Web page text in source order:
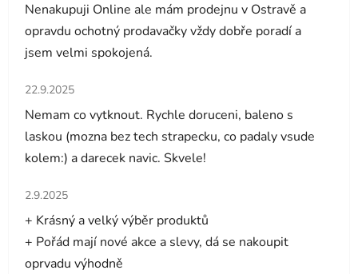
Nenakupuji Online ale mám prodejnu v Ostravě a
opravdu ochotný prodavačky vždy dobře poradí a
jsem velmi spokojená.
Hodnocení obchodu je 5 z 5 hvězdiček.
22.9.2025
Nemam co vytknout. Rychle doruceni, baleno s
laskou (mozna bez tech strapecku, co padaly vsude
kolem:) a darecek navic. Skvele!
Hodnocení obchodu je 5 z 5 hvězdiček.
2.9.2025
+ Krásný a velký výběr produktů
+ Pořád mají nové akce a slevy, dá se nakoupit
oprvadu výhodně